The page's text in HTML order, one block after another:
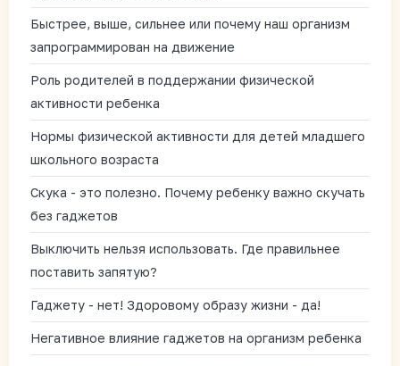
Быстрее, выше, сильнее или почему наш организм
запрограммирован на движение
Роль родителей в поддержании физической
активности ребенка
Нормы физической активности для детей младшего
школьного возраста
Скука - это полезно. Почему ребенку важно скучать
без гаджетов
Выключить нельзя использовать. Где правильнее
поставить запятую?
Гаджету - нет! Здоровому образу жизни - да!
Негативное влияние гаджетов на организм ребенка